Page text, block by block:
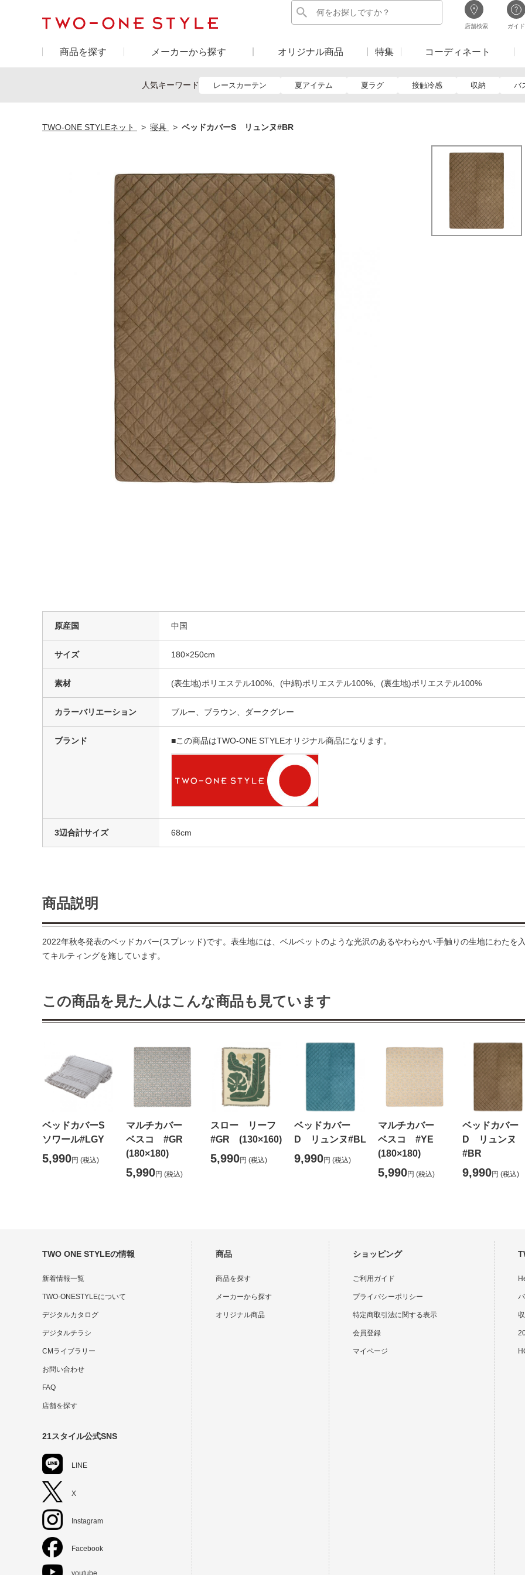
店舗検索 ガイド
商品を探す メーカーから探す オリジナル商品 特集 コーディネート
人気キーワード レースカーテン 夏アイテム 夏ラグ 接触冷感 収納 バ
TWO-ONE STYLEネット 寝具 ベッドカバーS リュンヌ#BR
原産国 中国
サイズ 180×250cm
素材 (表生地)ポリエステル100%、(中綿)ポリエステル100%、(裏生地)ポリエステル100%
カラーバリエーション ブルー、ブラウン、ダークグレー
ブランド ■この商品はTWO-ONE STYLEオリジナル商品になります。
3辺合計サイズ 68cm
商品説明
2022年秋冬発表のベッドカバー(スプレッド)です。表生地には、ベルベットのような光沢のあるやわらかい手触りの生地にわたを
てキルティングを施しています。
この商品を見た人はこんな商品も見ています
ベッドカバーS
ソワール#LGY
5,990円 (税込)
マルチカバー
ベスコ #GR
(180×180)
5,990円 (税込)
スロー リーフ
#GR (130×160)
5,990円 (税込)
ベッドカバー
D リュンヌ#BL
9,990円 (税込)
マルチカバー
ベスコ #YE
(180×180)
5,990円 (税込)
ベッドカバー
D リュンヌ
#BR
9,990円 (税込)
TWO ONE STYLEの情報
新着情報一覧
TWO-ONESTYLEについて
デジタルカタログ
デジタルチラシ
CMライブラリー
お問い合わせ
FAQ
店舗を探す
21スタイル公式SNS
LINE
X
Instagram
Facebook
youtube
商品
商品を探す
メーカーから探す
オリジナル商品
ショッピング
ご利用ガイド
プライバシーポリシー
特定商取引法に関する表示
会員登録
マイページ